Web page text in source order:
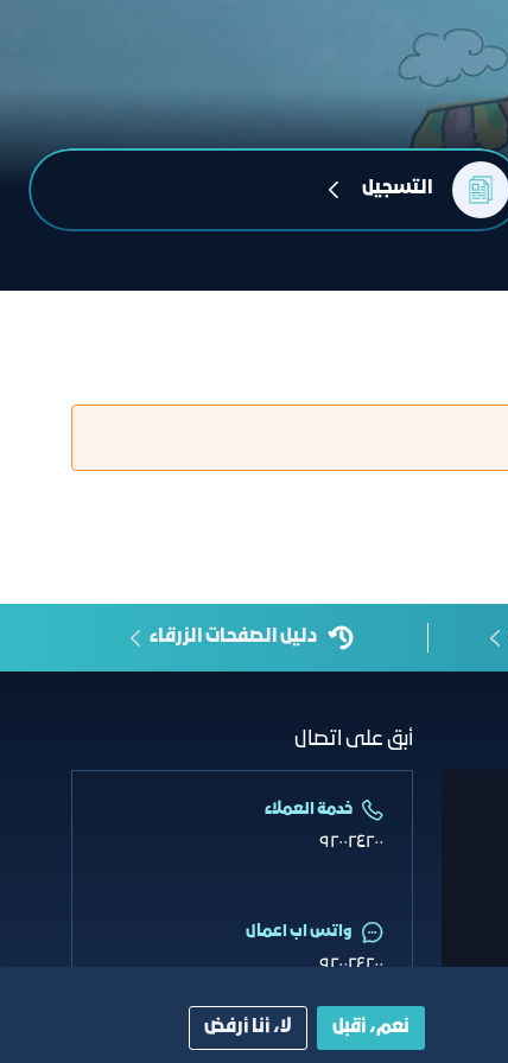
التسجيل
دليل الصفحات الزرقاء
أبق على اتصال
خدمة العملاء
٩٢٠٠٢٤٢٠٠
واتس اب اعمال
٩٢٠٠٢٤٢٠٠
البريد الإلكتروني
نعم، أقبل لا، أنا أرفض